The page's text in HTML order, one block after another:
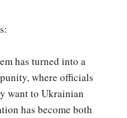
has turned into a
where officials
want to Ukrainian
has become both